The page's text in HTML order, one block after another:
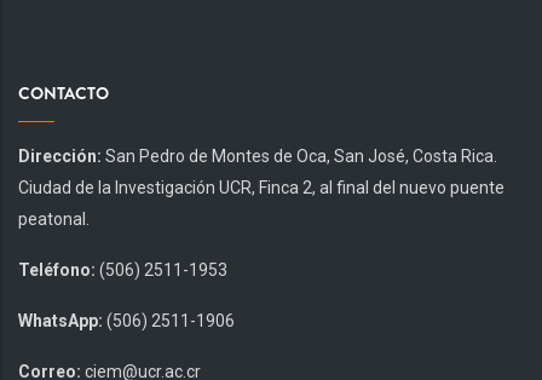
CONTACTO
Dirección: San Pedro de Montes de Oca, San José, Costa Rica.
Ciudad de la Investigación UCR, Finca 2, al final del nuevo puente
peatonal.
Teléfono: (506) 2511-1953
WhatsApp: (506) 2511-1906
Correo: ciem@ucr.ac.cr